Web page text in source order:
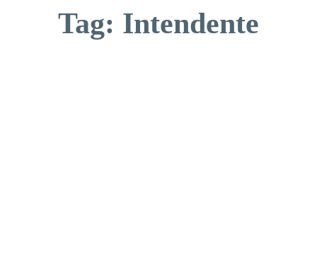
Tag: Intendente